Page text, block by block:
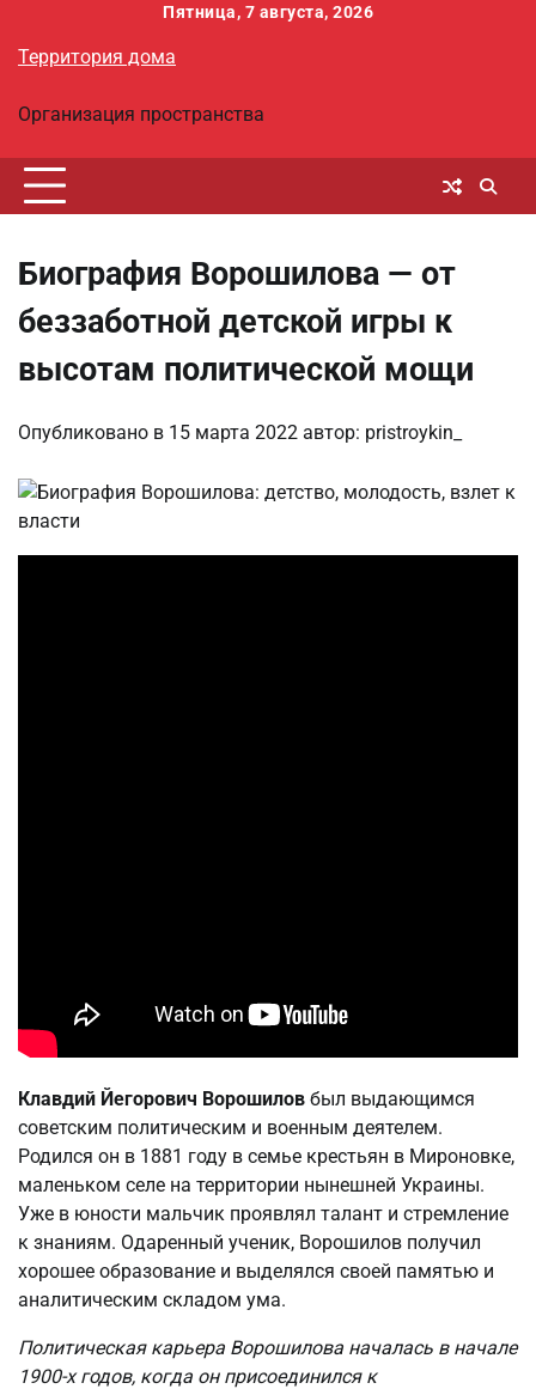
содержимому
Пятница, 7 августа, 2026
Территория дома
Организация пространства
Биография Ворошилова — от
беззаботной детской игры к
высотам политической мощи
Опубликовано в 15 марта 2022 автор: pristroykin_
Клавдий Йегорович Ворошилов был выдающимся
советским политическим и военным деятелем.
Родился он в 1881 году в семье крестьян в Мироновке,
маленьком селе на территории нынешней Украины.
Уже в юности мальчик проявлял талант и стремление
к знаниям. Одаренный ученик, Ворошилов получил
хорошее образование и выделялся своей памятью и
аналитическим складом ума.
Политическая карьера Ворошилова началась в начале
1900-х годов, когда он присоединился к